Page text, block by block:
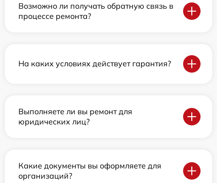
Возможно ли получать обратную связь в
процессе ремонта?
На каких условиях действует гарантия?
Выполняете ли вы ремонт для
юридических лиц?
Какие документы вы оформляете для
организаций?